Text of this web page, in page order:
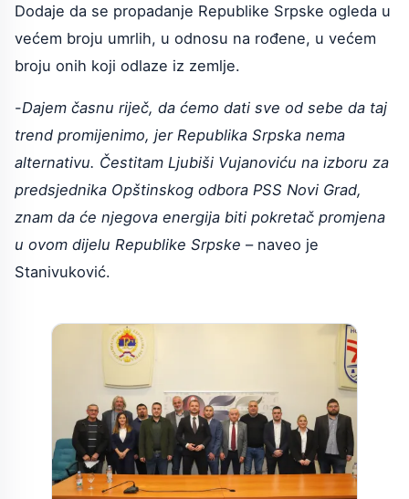
Dodaje da se propadanje Republike Srpske ogleda u
većem broju umrlih, u odnosu na rođene, u većem
broju onih koji odlaze iz zemlje.
-Dajem časnu riječ, da ćemo dati sve od sebe da taj
trend promijenimo, jer Republika Srpska nema
alternativu. Čestitam Ljubiši Vujanoviću na izboru za
predsjednika Opštinskog odbora PSS Novi Grad,
znam da će njegova energija biti pokretač promjena
u ovom dijelu Republike Srpske – naveo je
Stanivuković.